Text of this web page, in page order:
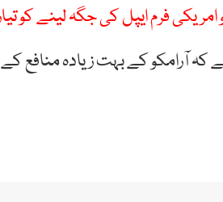
فرم ایپل کی جگہ لینے کو
ہے کہ آرامکو کے بہت زیادہ